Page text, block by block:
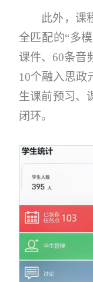
此外，课
全匹配的“多
课件、60条音
10个融入思政
生课前预习、
闭环。